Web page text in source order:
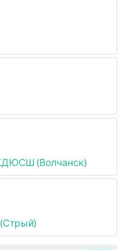
(Волчанск)